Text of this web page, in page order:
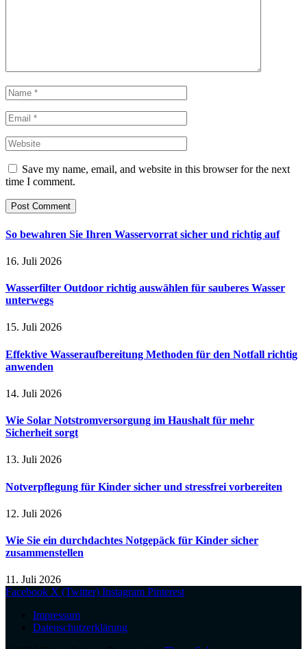
Save my name, email, and website in this browser for the next
time I comment.
So bewahren Sie Ihren Wasservorrat sicher und richtig auf
16. Juli 2026
Wasserfilter Outdoor richtig auswählen für sauberes Wasser
unterwegs
15. Juli 2026
Effektive Wasseraufbereitung Methoden für den Notfall richtig
anwenden
14. Juli 2026
Wie Solar Notstromversorgung im Haushalt für mehr
Sicherheit sorgt
13. Juli 2026
Notverpflegung für Kinder sicher und stressfrei vorbereiten
12. Juli 2026
Wie Sie ein durchdachtes Notgepäck für Kinder sicher
zusammenstellen
11. Juli 2026
Facebook X (Twitter) Instagram Pinterest
Impressum
Datenschutzerklärung